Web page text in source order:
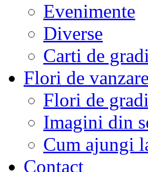
Evenimente
Diverse
Carti de
Flori de vanzare
Flori de
Imagini din
Cum ajungi
Contact